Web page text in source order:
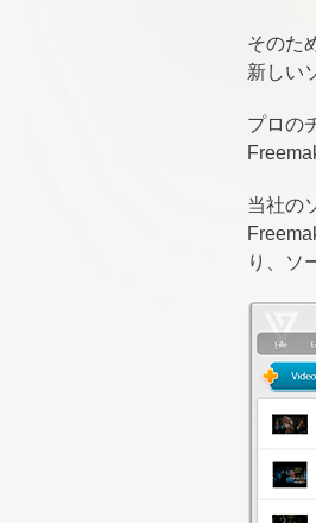
そのた
新しい
プロの
当社の
り、ソ